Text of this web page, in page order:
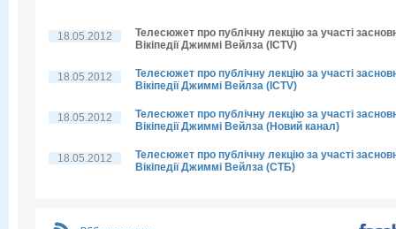
18.05.2012
Телесюжет про публічну лекцію за участі
Вікіпедії Джиммі Вейлза (ICTV)
18.05.2012
Телесюжет про публічну лекцію за участі
Вікіпедії Джиммі Вейлза (ICTV)
18.05.2012
Телесюжет про публічну лекцію за участі
Вікіпедії Джиммі Вейлза (Новий канал)
18.05.2012
Телесюжет про публічну лекцію за участі
Вікіпедії Джиммі Вейлза (СТБ)